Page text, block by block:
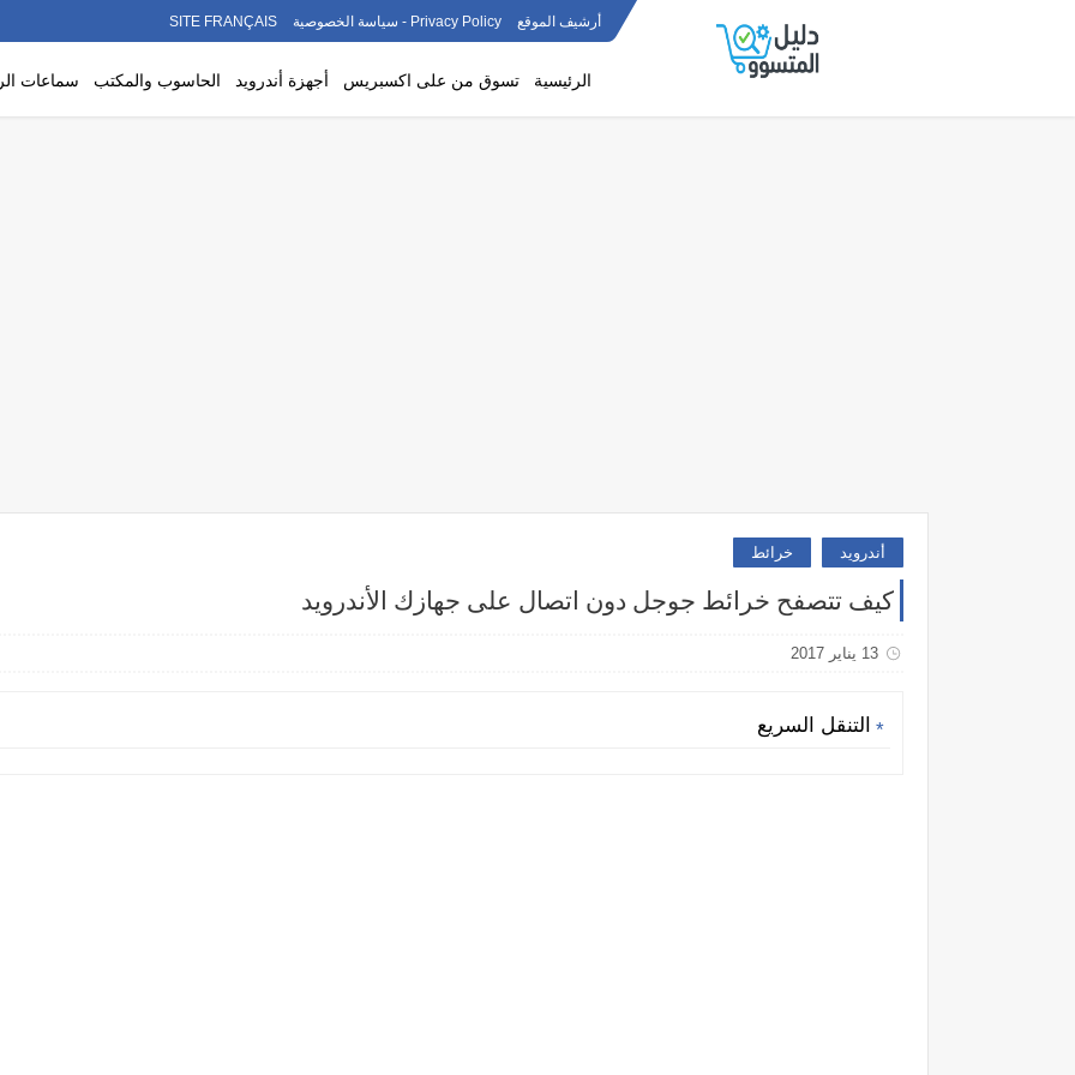
أرشيف الموقع Privacy Policy - سياسة الخصوصية SITE FRANÇAIS
الرئيسية تسوق من على اكسبريس أجهزة أندرويد الحاسوب والمكتب سماعات
أندرويد خرائط
كيف تتصفح خرائط جوجل دون اتصال على جهازك الأندرويد
13 يناير 2017
التنقل السريع